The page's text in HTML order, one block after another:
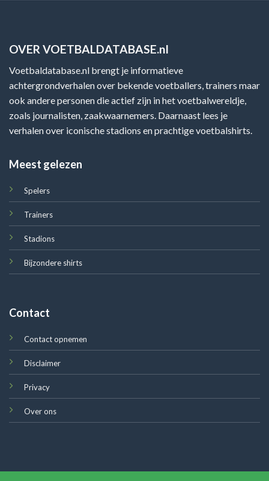
OVER VOETBALDATABASE.nl
Voetbaldatabase.nl brengt je informatieve
achtergrondverhalen over bekende voetballers, trainers maar
ook andere personen die actief zijn in het voetbalwereldje,
zoals journalisten, zaakwaarnemers. Daarnaast lees je
verhalen over iconische stadions en prachtige voetbalshirts.
Meest gelezen
Spelers
Trainers
Stadions
Bijzondere shirts
Contact
Contact opnemen
Disclaimer
Privacy
Over ons